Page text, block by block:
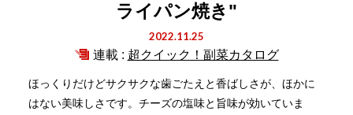
ライパン焼き"
2022.11.25
連載 : 超クイック！副菜カタログ
ほっくりだけどサクサクな歯ごたえと香ばしさが、ほかに
はない美味しさです。チーズの塩味と旨味が効いていま